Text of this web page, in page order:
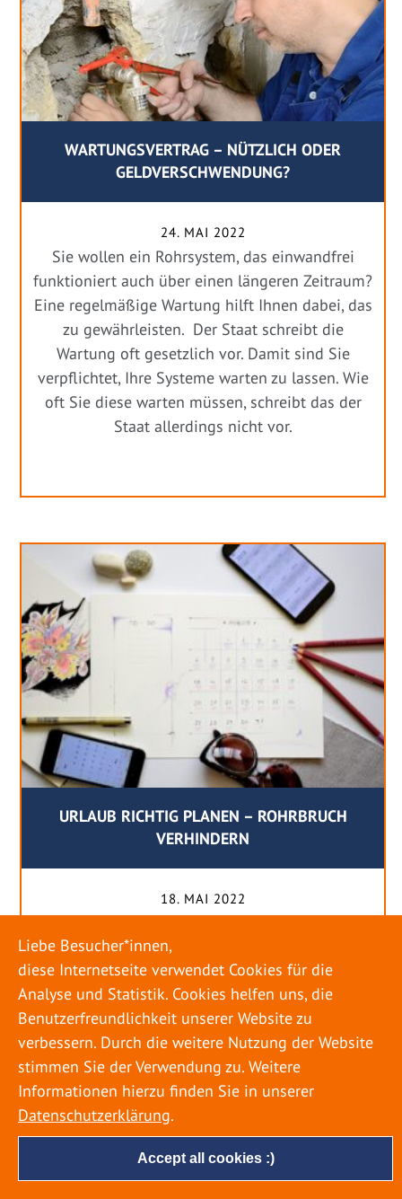
WARTUNGSVERTRAG – NÜTZLICH ODER
GELDVERSCHWENDUNG?
24. MAI 2022
Sie wollen ein Rohrsystem, das einwandfrei
funktioniert auch über einen längeren Zeitraum?
Eine regelmäßige Wartung hilft Ihnen dabei, das
zu gewährleisten. Der Staat schreibt die
Wartung oft gesetzlich vor. Damit sind Sie
verpflichtet, Ihre Systeme warten zu lassen. Wie
oft Sie diese warten müssen, schreibt das der
Staat allerdings nicht vor.
URLAUB RICHTIG PLANEN – ROHRBRUCH
VERHINDERN
18. MAI 2022
genießen ihren Urlaub. Dabei zieht es die Einen
weiter weg, die Anderen bleiben dann doch
lieber in der Heimat. Wenn Sie für eine längere
Zeit wegfahren möchten, gibt es einige Dinge zu
beachten, damit nicht anschließend eine böse
Überraschung auf Sie wartet. Um einen
möglichst entspannten Urlaub zu […]
Accept all cookies :)
Liebe Besucher*innen,
diese Internetseite verwendet Cookies für die
Analyse und Statistik. Cookies helfen uns, die
Benutzerfreundlichkeit unserer Website zu
verbessern. Durch die weitere Nutzung der Website
stimmen Sie der Verwendung zu. Weitere
Informationen hierzu finden Sie in unserer
Datenschutzerklärung.